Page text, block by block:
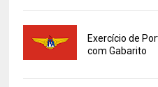
Exercício de
com Gabarito